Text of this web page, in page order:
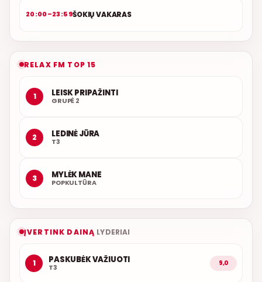
20:00–23:59ŠOKIŲ VAKARAS
RELAX FM TOP 15
1 LEISK PRIPAŽINTI
GRUPĖ 2
2 LEDINĖ JŪRA
T3
3 MYLĖK MANE
POPKULTŪRA
ĮVERTINK DAINĄ LYDERIAI
1 PASKUBĖK VAŽIUOTI
T3 9,0